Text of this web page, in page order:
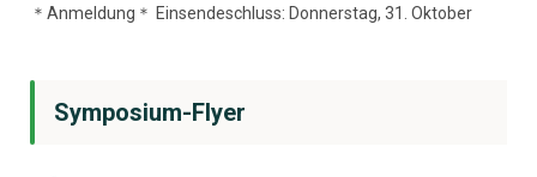
＊Anmeldung＊ Einsendeschluss: Donnerstag, 31. Oktober
Symposium-Flyer